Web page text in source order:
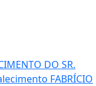
DO SR.
FABRÍCIO